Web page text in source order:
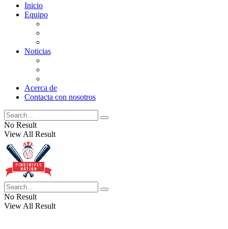
Inicio
Equipo
Noticias
Acerca de
Contacta con nosotros
No Result
View All Result
No Result
View All Result